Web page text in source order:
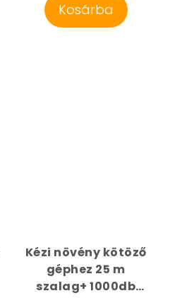
Kosárba
Kézi növény kötöző
géphez 25 m
szalag+ 1000db